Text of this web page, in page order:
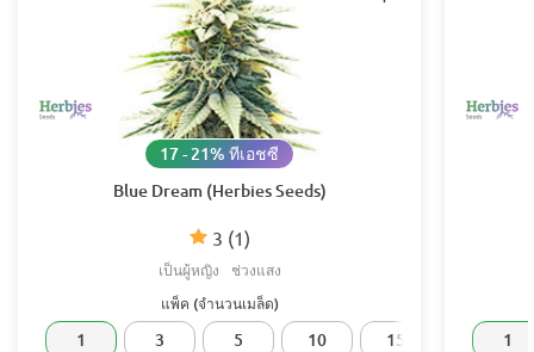
Blue Dream (Herbies Seeds)
3 (1)
17 - 21% ทีเอชซี
เป็นผู้หญิง ช่วงแสง
แพ็ค (จำนวนเมล็ด)
1 3 5 10 15 20 1